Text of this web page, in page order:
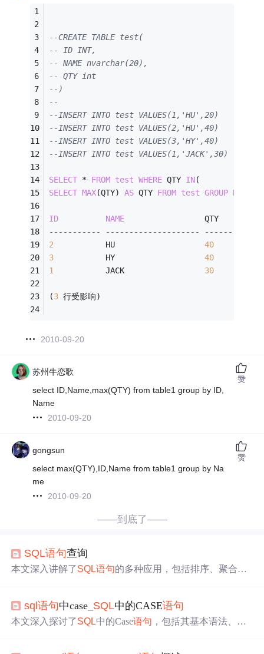
--CREATE TABLE test(
-- ID INT,
-- NAME nvarchar(20),
-- QTY int
--)
--
--INSERT INTO test VALUES(1,'HU',20)
--INSERT INTO test VALUES(2,'HU',40)
--INSERT INTO test VALUES(3,'HY',40)
--INSERT INTO test VALUES(1,'JACK',30)
SELECT * FROM test WHERE QTY IN(
SELECT MAX(QTY) AS QTY FROM test GROUP BY
ID NAME
                 QTY
----------- -------------------- -----------
2
           HU
40
3
           HY
40
1
           JACK
30
(3 行受影响)
2010-09-20
苏州牛恋歌
select ID,Name,max(QTY) from table1 group by ID,
Name
2010-09-20
赞
gongsun
select max(QTY),ID,Name from table1 group by Na
me
2010-09-20
赞
——到底了——
SQL语句查询
本文深入讲解了SQL语句的多种应用，包括排序、聚合、
束的应用。
sql语句中case_ SQL中的CASE语句
本文深入探讨了SQL中的Case语句 ，包括其基本语法、如